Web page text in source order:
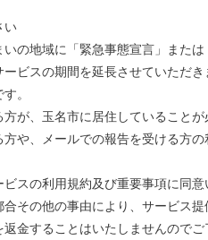
い
いの地域に「緊急事態宣言」また
ビスの期間を延長させていただき
。
方が、玉名市に居住していることが
方や、メールでの報告を受ける方
ビスの利用規約及び重要事項に同
合その他の事由により、サービス
金することはいたしませんので